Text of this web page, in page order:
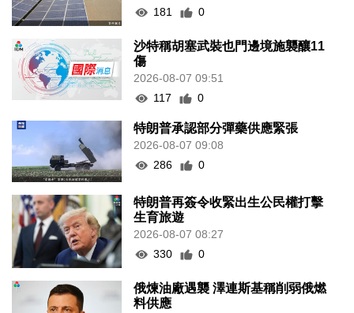
181
0
沙特稱胡塞武裝也門邊境施襲釀11
傷
2026-08-07 09:51
117
0
特朗普承認部分彈藥供應緊張
2026-08-07 09:08
286
0
特朗普再簽令收緊出生公民權打擊
生育旅遊
2026-08-07 08:27
330
0
俄煉油廠遇襲 澤連斯基稱削弱俄燃
料供應